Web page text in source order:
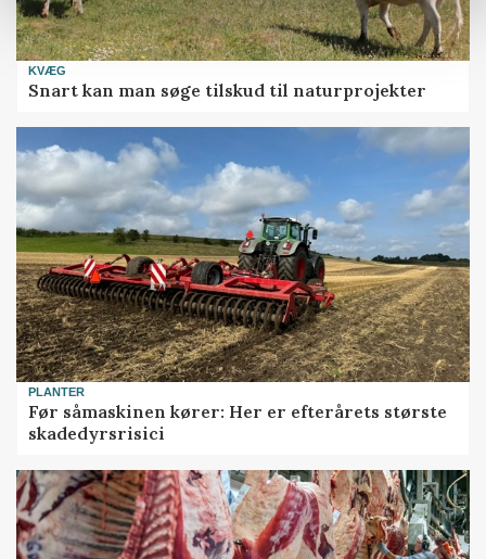
KVÆG
Snart kan man søge tilskud til naturprojekter
PLANTER
Før såmaskinen kører: Her er efterårets største
skadedyrsrisici